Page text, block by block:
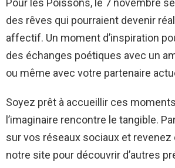
Pour les Poissons, le 7 novembre
des rêves qui pourraient devenir
affectif. Un moment d’inspiration
des échanges poétiques avec un
ou même avec votre partenaire
Soyez prêt à accueillir ces
l’imaginaire rencontre le tangible.
sur vos réseaux sociaux et
notre site pour découvrir d’autres